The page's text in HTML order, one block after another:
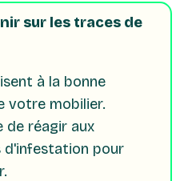
sur les traces de
à la bonne
votre mobilier.
de réagir aux
d'infestation pour